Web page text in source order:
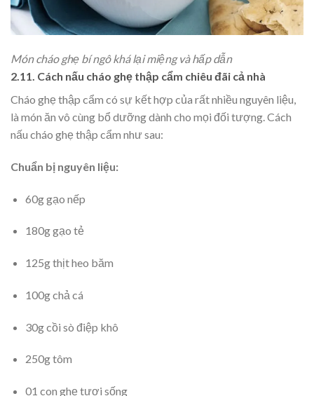
Món cháo ghẹ bí ngô khá lại miệng và hấp dẫn
2.11. Cách nấu cháo ghẹ thập cẩm chiêu đãi cả nhà
Cháo ghẹ thập cẩm có sự kết hợp của rất nhiều nguyên liệu,
là món ăn vô cùng bổ dưỡng dành cho mọi đối tượng. Cách
nấu cháo ghẹ thập cẩm như sau:
Chuẩn bị nguyên liệu:
60g gạo nếp
180g gạo tẻ
125g thịt heo băm
100g chả cá
30g cồi sò điệp khô
250g tôm
01 con ghẹ tươi sống